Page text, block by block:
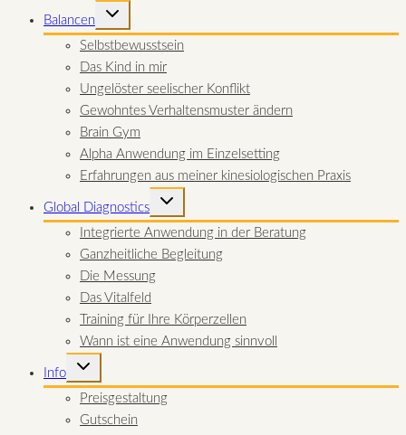
Balancen
UNTERMENÜ
UMSCHALTEN
Selbstbewusstsein
Das Kind in mir
Ungelöster seelischer Konflikt
Gewohntes Verhaltensmuster ändern
Brain Gym
Alpha Anwendung im Einzelsetting
Erfahrungen aus meiner kinesiologischen Praxis
Global Diagnostics
UNTERMENÜ
UMSCHALTEN
Integrierte Anwendung in der Beratung
Ganzheitliche Begleitung
Die Messung
Das Vitalfeld
Training für Ihre Körperzellen
Wann ist eine Anwendung sinnvoll
Info
UNTERMENÜ
UMSCHALTEN
Preisgestaltung
Gutschein